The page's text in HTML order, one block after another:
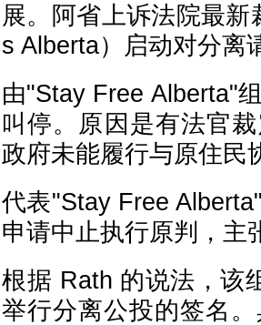
展。阿省上诉法院最
s Alberta）启动对分离
由"Stay Free Alberta"
叫停。原因是有法官
政府未能履行与原住民
代表"Stay Free
申请中止执行原判，主
根据 Rath 的说法，该
举行分离公投的签名